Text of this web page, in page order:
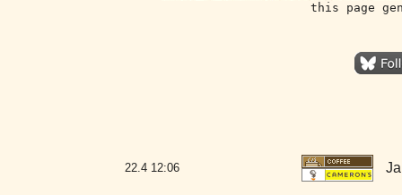
this page
22.4 12:06